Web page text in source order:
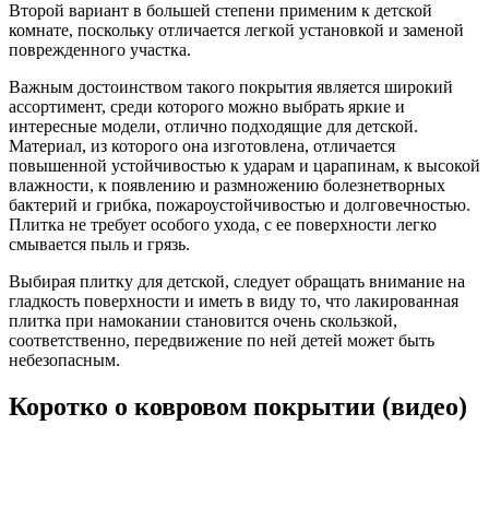
Второй вариант в большей степени применим к детской
комнате, поскольку отличается легкой установкой и заменой
поврежденного участка.
Важным достоинством такого покрытия является широкий
ассортимент, среди которого можно выбрать яркие и
интересные модели, отлично подходящие для детской.
Материал, из которого она изготовлена, отличается
повышенной устойчивостью к ударам и царапинам, к высокой
влажности, к появлению и размножению болезнетворных
бактерий и грибка, пожароустойчивостью и долговечностью.
Плитка не требует особого ухода, с ее поверхности легко
смывается пыль и грязь.
Выбирая плитку для детской, следует обращать внимание на
гладкость поверхности и иметь в виду то, что лакированная
плитка при намокании становится очень скользкой,
соответственно, передвижение по ней детей может быть
небезопасным.
Коротко о ковровом покрытии (видео)